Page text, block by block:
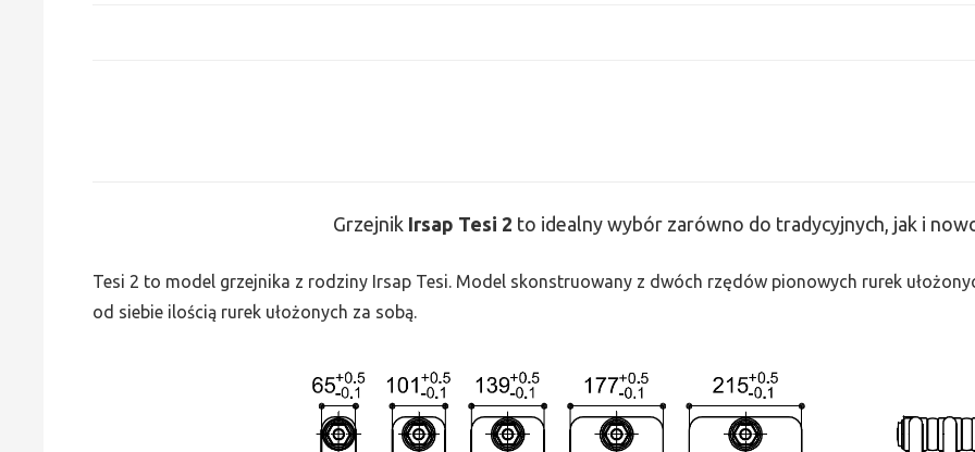
Grzejnik Irsap Tesi 2 to idealny wybór zarówno do tradycyjnych, jak i
Tesi 2 to model grzejnika z rodziny Irsap Tesi. Model skonstruowany z dwóch rzędów pionowych rurek
od siebie ilością rurek ułożonych za sobą.